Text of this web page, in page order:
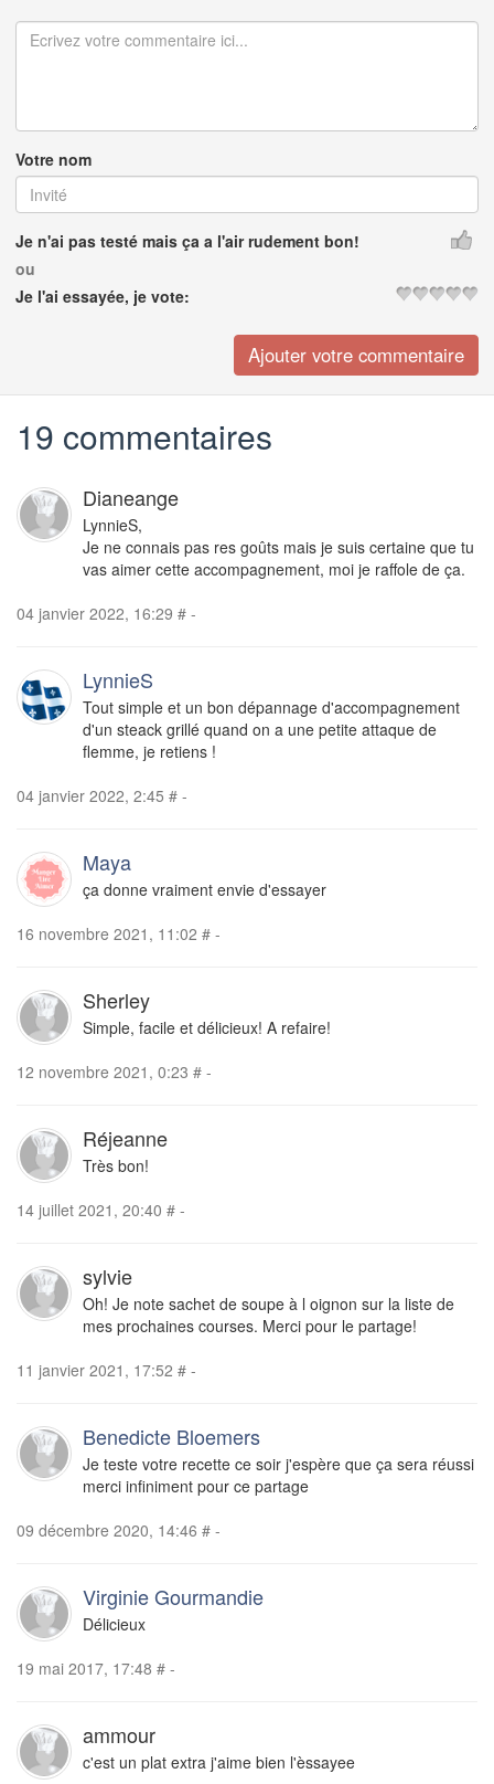
Votre nom
Je n'ai pas testé mais ça a l'air rudement bon!
ou
Je l'ai essayée, je vote:
19 commentaires
Dianeange
LynnieS,
Je ne connais pas res goûts mais je suis certaine que tu
vas aimer cette accompagnement, moi je raffole de ça.
04 janvier 2022, 16:29 # -
LynnieS
Tout simple et un bon dépannage d'accompagnement
d'un steack grillé quand on a une petite attaque de
flemme, je retiens !
04 janvier 2022, 2:45 # -
Maya
ça donne vraiment envie d'essayer
16 novembre 2021, 11:02 # -
Sherley
Simple, facile et délicieux! A refaire!
12 novembre 2021, 0:23 # -
Réjeanne
Très bon!
14 juillet 2021, 20:40 # -
sylvie
Oh! Je note sachet de soupe à l oignon sur la liste de
mes prochaines courses. Merci pour le partage!
11 janvier 2021, 17:52 # -
Benedicte Bloemers
Je teste votre recette ce soir j'espère que ça sera réussi
merci infiniment pour ce partage
09 décembre 2020, 14:46 # -
Virginie Gourmandie
Délicieux
19 mai 2017, 17:48 # -
ammour
c'est un plat extra j'aime bien l'èssayee